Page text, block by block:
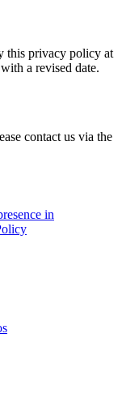
this privacy policy at
a revised date.
contact us via the
in